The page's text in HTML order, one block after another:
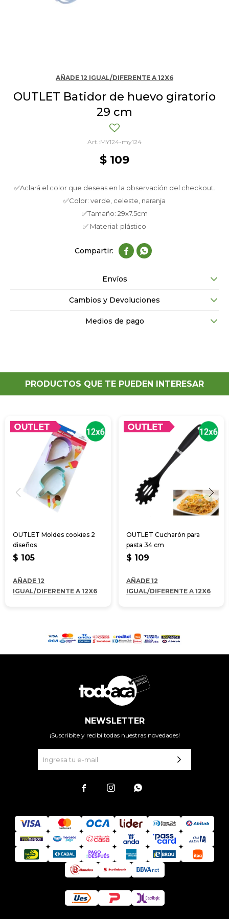
AÑADE 12 IGUAL/DIFERENTE A 12X6
OUTLET Batidor de huevo giratorio
29 cm
MY124-my124
$ 109
✅Aclará el color que deseas en la observación del checkout.
✅Color: verde, celeste, naranja
✅Tamaño: 29x7.5cm
✅ Material: plástico
 
Envíos
Cambios y Devoluciones
Medios de pago
PRODUCTOS QUE TE PUEDEN INTERESAR
OUTLET Moldes cookies 2
diseños
$ 105
AÑADE 12
IGUAL/DIFERENTE A 12X6
OUTLET Cucharón para
pasta 34 cm
$ 109
AÑADE 12
IGUAL/DIFERENTE A 12X6
NEWSLETTER
¡Suscribite y recibí todas nuestras novedades!
  